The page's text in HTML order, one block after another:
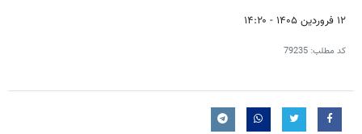
۱۲ فروردین ۱۴۰۵ - ۱۴:۲۰
کد مطلب: 79235